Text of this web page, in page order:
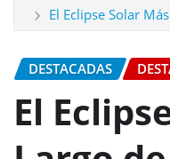
El Eclipse Solar
DESTACADAS
El